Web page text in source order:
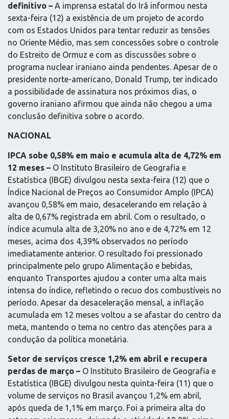
definitivo – A imprensa estatal do Irã informou nesta
sexta-feira (12) a existência de um projeto de acordo
com os Estados Unidos para tentar reduzir as tensões
no Oriente Médio, mas sem concessões sobre o controle
do Estreito de Ormuz e com as discussões sobre o
programa nuclear iraniano ainda pendentes. Apesar de o
presidente norte-americano, Donald Trump, ter indicado
a possibilidade de assinatura nos próximos dias, o
governo iraniano afirmou que ainda não chegou a uma
conclusão definitiva sobre o acordo.
NACIONAL
IPCA sobe 0,58% em maio e acumula alta de 4,72% em
12 meses – O Instituto Brasileiro de Geografia e
Estatística (IBGE) divulgou nesta sexta-feira (12) que o
Índice Nacional de Preços ao Consumidor Amplo (IPCA)
avançou 0,58% em maio, desacelerando em relação à
alta de 0,67% registrada em abril. Com o resultado, o
índice acumula alta de 3,20% no ano e de 4,72% em 12
meses, acima dos 4,39% observados no período
imediatamente anterior. O resultado foi pressionado
principalmente pelo grupo Alimentação e bebidas,
enquanto Transportes ajudou a conter uma alta mais
intensa do índice, refletindo o recuo dos combustíveis no
período. Apesar da desaceleração mensal, a inflação
acumulada em 12 meses voltou a se afastar do centro da
meta, mantendo o tema no centro das atenções para a
condução da política monetária.
Setor de serviços cresce 1,2% em abril e recupera
perdas de março – O Instituto Brasileiro de Geografia e
Estatística (IBGE) divulgou nesta quinta-feira (11) que o
volume de serviços no Brasil avançou 1,2% em abril,
após queda de 1,1% em março. Foi a primeira alta do